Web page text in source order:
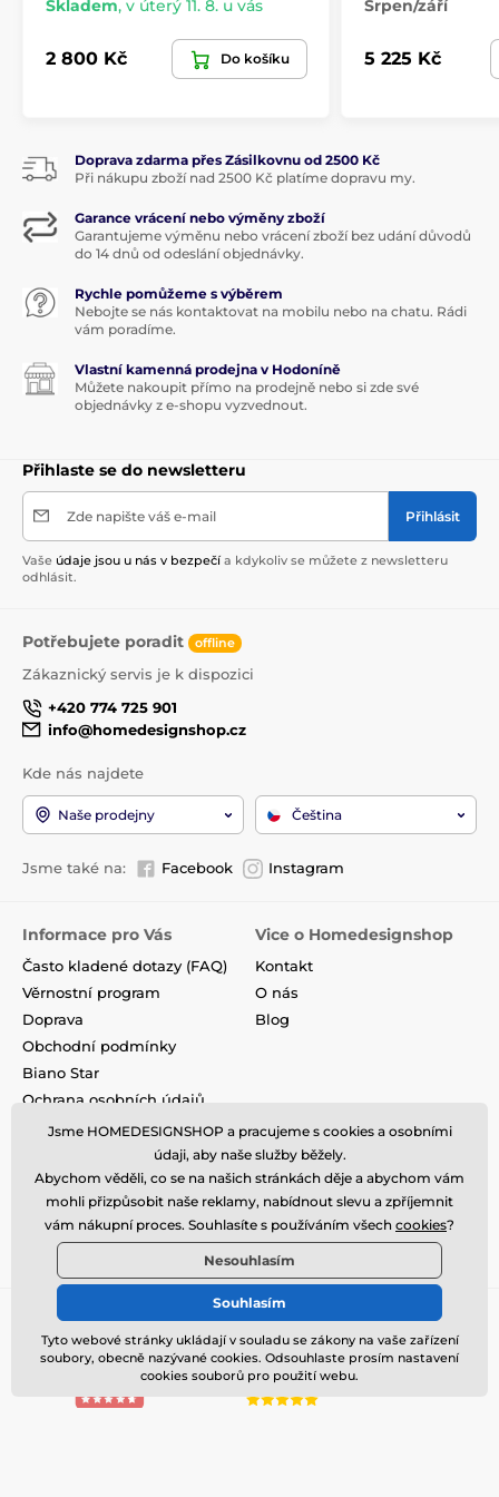
designu. Vánoční servis můžete doplnit kousky z
Delight Royal Classic. Vykouzlete nezapomenutelnou
vánoční atmosféru.
atmosféru.Všestrannéastylovéklasiky jsou prostě
nádherné svými tradičními barvami, okouzlujícími
den ve sváteční náladě - kolekceToy’s Delight je díky
svým okouzlujícím detailům oblíbenápo celém
světě.
Produkt je zařazen v kategoriích
Vánoční stolování TOY'S DELIGHT
Vánoční stolování
Skladem, v úterý 11. 8. u vás
2 800 Kč Do košíku
Srpen/září
5 225 Kč
Doprava zdarma přes Zásilkovnu od 2500 Kč
Při nákupu zboží nad 2500 Kč platíme dopravu my.
Garance vrácení nebo výměny zboží
Garantujeme výměnu nebo vrácení zboží bez udání důvodů
do 14 dnů od odeslání objednávky.
Rychle pomůžeme s výběrem
Nebojte se nás kontaktovat na mobilu nebo na chatu. Rádi
vám poradíme.
Vlastní kamenná prodejna v Hodoníně
Můžete nakoupit přímo na prodejně nebo si zde své
objednávky z e-shopu vyzvednout.
Přihlaste se do newsletteru
Zde napište váš e-mail Přihlásit
Vaše údaje jsou u nás v bezpečí a kdykoliv se můžete z newsletteru
odhlásit.
Potřebujete poradit offline
Zákaznický servis je k dispozici
+420 774 725 901
info@homedesignshop.cz
Kde nás najdete
Naše prodejny Čeština
Jsme také na: Facebook Instagram
Informace pro Vás
Často kladené dotazy (FAQ)
Věrnostní program
Doprava
Obchodní podmínky
Biano Star
Ochrana osobních údajů
Vrácení a výměna zboží
Nevyzvednutá objednávka na
dobírku
Podmínky akce a slevové
kódy
Reklamace
Vice o Homedesignshop
Kontakt
O nás
Blog
Jsme HOMEDESIGNSHOP a pracujeme s cookies a osobními
údaji, aby naše služby běžely.
Abychom věděli, co se na našich stránkách děje a abychom vám
mohli přizpůsobit naše reklamy, nabídnout slevu a zpříjemnit
vám nákupní proces. Souhlasíte s používáním všech cookies?
Nesouhlasím
Souhlasím
Tyto webové stránky ukládají v souladu se zákony na vaše zařízení
soubory, obecně nazývané cookies. Odsouhlaste prosím nastavení
cookies souborů pro použití webu.